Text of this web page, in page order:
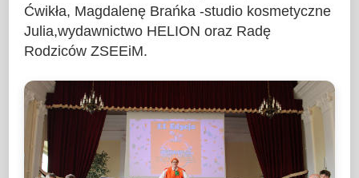
Ćwikła, Magdalenę Brańka -studio kosmetyczne
Julia,wydawnictwo HELION oraz Radę
Rodziców ZSEEiM.